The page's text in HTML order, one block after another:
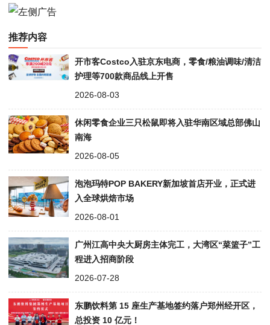
推荐内容
开市客Costco入驻京东电商，零食/粮油调味/清洁
护理等700款商品线上开售
2026-08-03
休闲零食企业三只松鼠即将入驻华南区域总部佛山
南海
2026-08-05
泡泡玛特POP BAKERY新加坡首店开业，正式进
入全球烘焙市场
2026-08-01
广州江高中央大厨房主体完工，大湾区“菜篮子”工
程进入招商阶段
2026-07-28
东鹏饮料第 15 座生产基地签约落户郑州经开区，
总投资 10 亿元！